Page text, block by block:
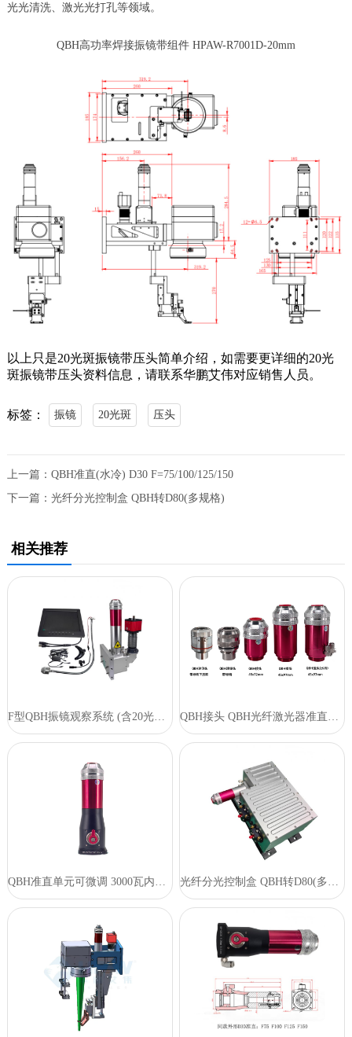
光光清洗、激光光打孔等领域。
QBH高功率焊接振镜带组件 HPAW-R7001D-20mm
以上只是20光斑振镜带压头简单介绍，如需要更详细的20光
斑振镜带压头资料信息，请联系华鹏艾伟对应销售人员。
标签： 振镜 20光斑 压头
上一篇： QBH准直(水冷) D30 F=75/100/125/150
下一篇： 光纤分光控制盒 QBH转D80(多规格)
相关推荐
F型QBH振镜观察系统 (含20光斑转接板)
QBH准直单元可微调 3000瓦内使用 光纤分光控制盒 QBH转D80(多规格)